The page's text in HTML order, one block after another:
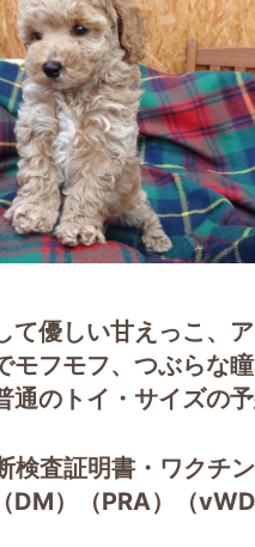
て優しい甘えっこ、
モフモフ、つぶらな瞳
通のトイ・サイズの予
査証明書・ワクチ
）（PRA）（